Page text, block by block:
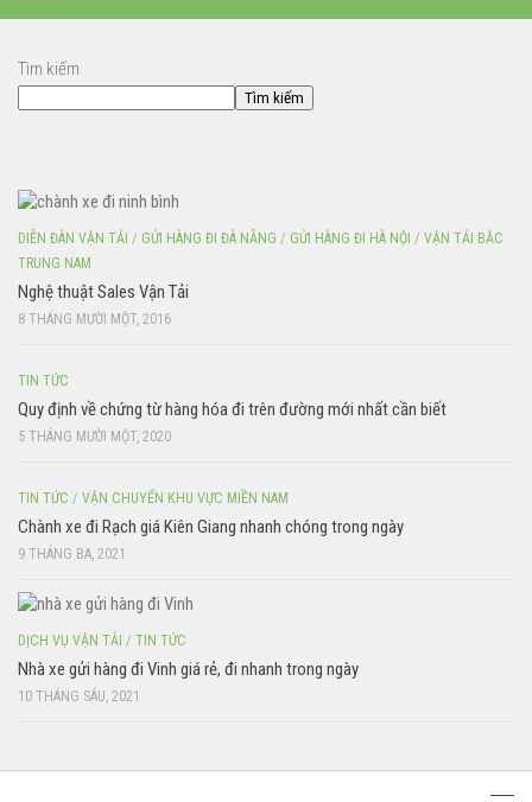
Tìm kiếm
Tìm kiếm
DIỄN ĐÀN VẬN TẢI / GỬI HÀNG ĐI ĐÀ NẴNG / GỬI HÀNG ĐI HÀ NỘI / VẬN TẢI BẮC
TRUNG NAM
Nghệ thuật Sales Vận Tải
8 THÁNG MƯỜI MỘT, 2016
TIN TỨC
Quy định về chứng từ hàng hóa đi trên đường mới nhất cần biết
5 THÁNG MƯỜI MỘT, 2020
TIN TỨC / VẬN CHUYỂN KHU VỰC MIỀN NAM
Chành xe đi Rạch giá Kiên Giang nhanh chóng trong ngày
9 THÁNG BA, 2021
DỊCH VỤ VẬN TẢI / TIN TỨC
Nhà xe gửi hàng đi Vinh giá rẻ, đi nhanh trong ngày
10 THÁNG SÁU, 2021